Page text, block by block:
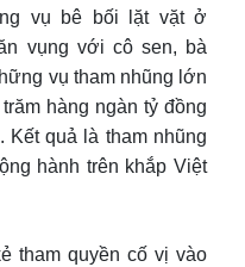
vụ bê bối lặt vặt ở
vụng với cô sen, bà
vụ tham nhũng lớn
hàng ngàn tỷ đồng
Kết quả là tham nhũng
hành trên khắp Việt
tham quyền cố vị vào